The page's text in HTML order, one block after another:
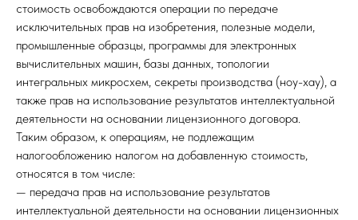
стоимость освобождаются операции по передаче
исключительных прав на изобретения, полезные модели,
промышленные образцы, программы для электронных
вычислительных машин, базы данных, топологии
интегральных микросхем, секреты производства (ноу-хау), а
также прав на использование результатов интеллектуальной
деятельности на основании лицензионного договора.
Таким образом, к операциям, не подлежащим
налогообложению налогом на добавленную стоимость,
относятся в том числе:
— передача прав на использование результатов
интеллектуальной деятельности на основании лицензионных